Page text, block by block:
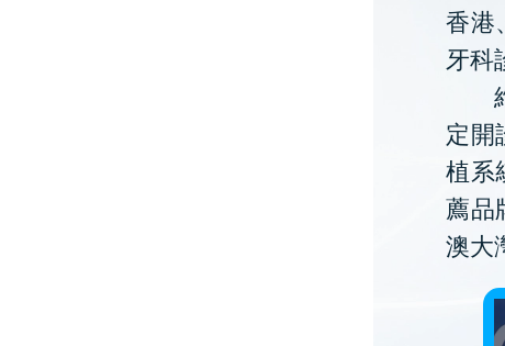
香港
牙科
定開
植系
薦品
澳大